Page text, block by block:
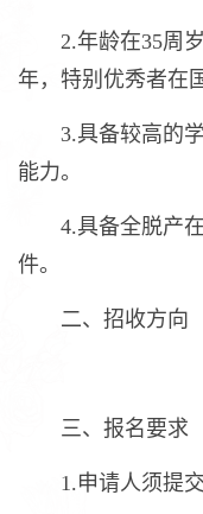
2.年龄在35周岁
年，特别优秀者在
3.具备较高的学
能力。
4.具备全脱产在
件。
二、招收方向
三、报名要求
1.申请人须提交